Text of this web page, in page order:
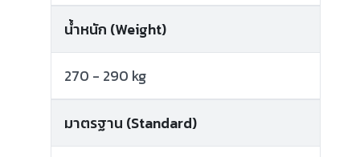
น้ำหนัก (Weight)
270 - 290 kg
มาตรฐาน (Standard)